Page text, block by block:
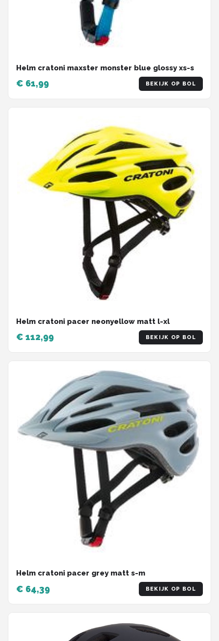
Helm cratoni maxster monster blue glossy xs-s
€ 61,99 BEKIJK OP BOL
Helm cratoni pacer neonyellow matt l-xl
€ 112,99 BEKIJK OP BOL
Helm cratoni pacer grey matt s-m
€ 64,39 BEKIJK OP BOL